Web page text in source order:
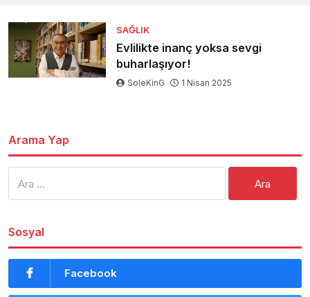
SAĞLIK
Evlilikte inanç yoksa sevgi
buharlaşıyor!
SoleKinG 1 Nisan 2025
Arama Yap
Sosyal
Facebook